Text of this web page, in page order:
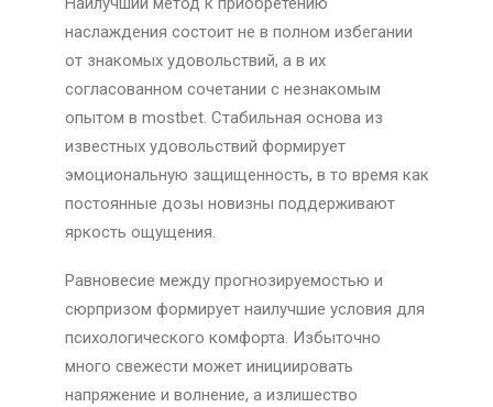
наслаждения состоит не в полном избегании
от знакомых удовольствий, а в их
согласованном сочетании с незнакомым
опытом в mostbet. Стабильная основа из
известных удовольствий формирует
эмоциональную защищенность, в то время как
постоянные дозы новизны поддерживают
яркость ощущения.
Равновесие между прогнозируемостью и
сюрпризом формирует наилучшие условия для
психологического комфорта. Избыточно
много свежести может инициировать
напряжение и волнение, а излишество